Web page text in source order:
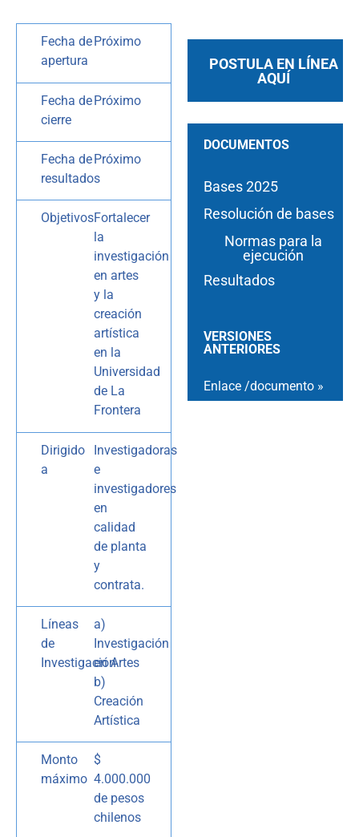
Fecha de
apertura
Próximo
Fecha de
cierre
Próximo
Fecha de
resultados
Próximo
ObjetivosFortalecer
la
investigación
en artes
y la
creación
artística
en la
Universidad
de La
Frontera
Dirigido
a
Investigadoras
e
investigadores
en
calidad
de planta
y
contrata.
Líneas
de
Investigación
a)
Investigación
en Artes
b)
Creación
Artística
Monto
máximo
$
4.000.000
de pesos
chilenos
POSTULA EN LÍNEA
AQUÍ
DOCUMENTOS
Bases 2025
Resolución de bases
Normas para la
ejecución
Resultados
VERSIONES
ANTERIORES
Enlace /documento »